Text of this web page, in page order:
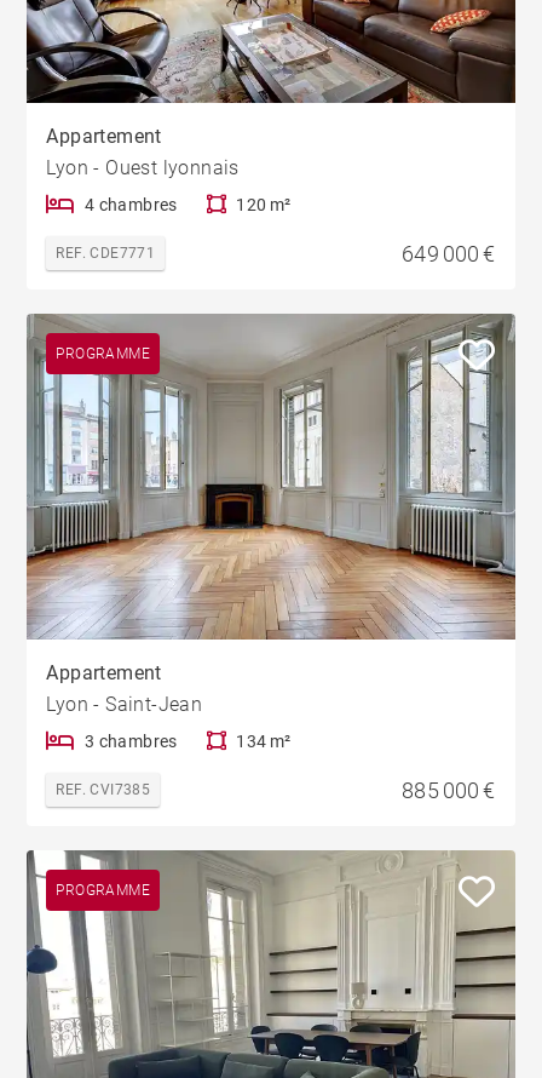
Appartement
Lyon - Ouest lyonnais
4 chambres 120 m²
REF. CDE7771 649 000 €
PROGRAMME
Appartement
Lyon - Saint-Jean
3 chambres 134 m²
REF. CVI7385 885 000 €
PROGRAMME